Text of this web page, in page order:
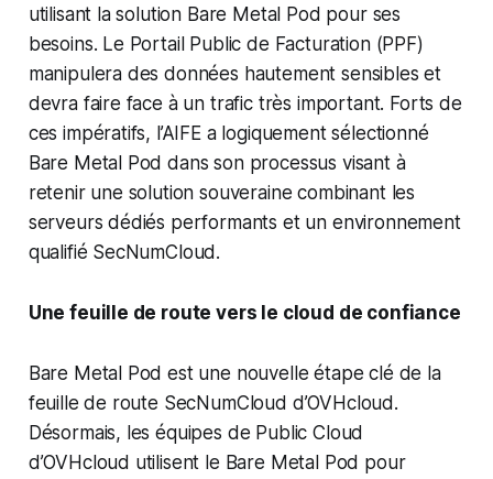
utilisant la solution Bare Metal Pod pour ses
besoins. Le Portail Public de Facturation (PPF)
manipulera des données hautement sensibles et
devra faire face à un trafic très important. Forts de
ces impératifs, l’AIFE a logiquement sélectionné
Bare Metal Pod dans son processus visant à
retenir une solution souveraine combinant les
serveurs dédiés performants et un environnement
qualifié SecNumCloud.
Une feuille de route vers le cloud de confiance
Bare Metal Pod est une nouvelle étape clé de la
feuille de route SecNumCloud d’OVHcloud.
Désormais, les équipes de Public Cloud
d’OVHcloud utilisent le Bare Metal Pod pour